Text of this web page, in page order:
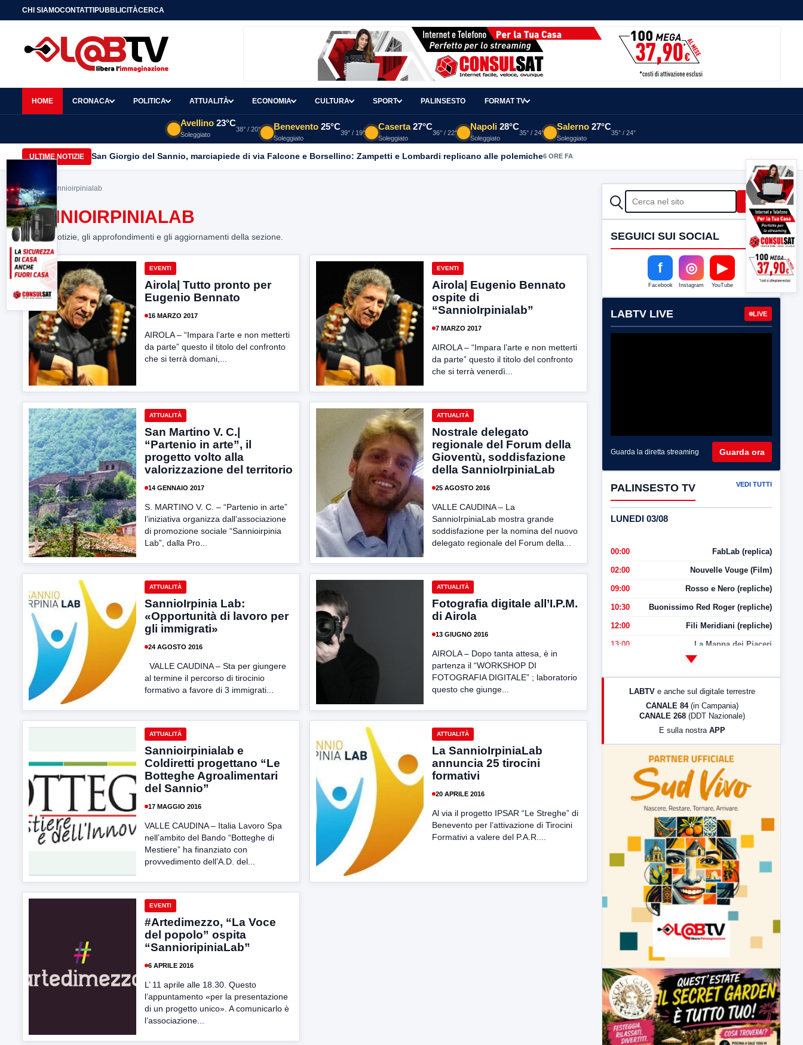
CHI SIAMOCONTATTIPUBBLICITÀCERCA
HOME CRONACA POLITICA ATTUALITÀ ECONOMIA CULTURA SPORT PALINSESTO FORMAT TV
Avellino 23°C
Soleggiato
38° / 20° Benevento 25°C
Soleggiato
39° / 19°
Caserta 27°C
Soleggiato
36° / 22°
Napoli 28°C
Soleggiato
35° / 24°
Salerno 27°C
Soleggiato
35° / 24°
ULTIME NOTIZIE San Giorgio del Sannio, marciapiede di via Falcone e Borsellino: Zampetti e Lombardi replicano alle polemiche6 ORE FA
Home> sannioirpinialab
SANNIOIRPINIALAB
Tutte le notizie, gli approfondimenti e gli aggiornamenti della sezione.
EVENTI
Airola| Tutto pronto per
Eugenio Bennato
16 MARZO 2017
AIROLA – “Impara l’arte e non metterti
da parte” questo il titolo del confronto
che si terrà domani,...
EVENTI
Airola| Eugenio Bennato
ospite di
“SannioIrpinialab”
7 MARZO 2017
AIROLA – “Impara l’arte e non metterti
da parte” questo il titolo del confronto
che si terrà venerdì...
ATTUALITÀ
San Martino V. C.|
“Partenio in arte”, il
progetto volto alla
valorizzazione del territorio
14 GENNAIO 2017
S. MARTINO V. C. – “Partenio in arte”
l’iniziativa organizza dall’associazione
di promozione sociale “Sannioirpinia
Lab”, dalla Pro...
ATTUALITÀ
Nostrale delegato
regionale del Forum della
Gioventù, soddisfazione
della SannioIrpiniaLab
25 AGOSTO 2016
VALLE CAUDINA – La
SannioIrpiniaLab mostra grande
soddisfazione per la nomina del nuovo
delegato regionale del Forum della...
ATTUALITÀ
SannioIrpinia Lab:
«Opportunità di lavoro per
gli immigrati»
24 AGOSTO 2016
VALLE CAUDINA – Sta per giungere
al termine il percorso di tirocinio
formativo a favore di 3 immigrati...
ATTUALITÀ
Fotografia digitale all’I.P.M.
di Airola
13 GIUGNO 2016
AIROLA – Dopo tanta attesa, è in
partenza il “WORKSHOP DI
FOTOGRAFIA DIGITALE” ; laboratorio
questo che giunge...
ATTUALITÀ
Sannioirpinialab e
Coldiretti progettano “Le
Botteghe Agroalimentari
del Sannio”
17 MAGGIO 2016
VALLE CAUDINA – Italia Lavoro Spa
nell’ambito del Bando “Botteghe di
Mestiere” ha finanziato con
provvedimento dell’A.D. del...
ATTUALITÀ
La SannioIrpiniaLab
annuncia 25 tirocini
formativi
20 APRILE 2016
Al via il progetto IPSAR “Le Streghe” di
Benevento per l’attivazione di Tirocini
Formativi a valere del P.A.R....
EVENTI
#Artedimezzo, “La Voce
del popolo” ospita
“SannioripiniaLab”
6 APRILE 2016
L’ 11 aprile alle 18.30. Questo
l’appuntamento «per la presentazione
di un progetto unico». A comunicarlo è
l’associazione...
CERCA Cerca
SEGUICI SUI SOCIAL
f
Facebook
◎
Instagram
▶
YouTube
LABTV LIVE LIVE
Guarda la diretta streaming Guarda ora
PALINSESTO TV VEDI TUTTI
LUNEDI 03/08
00:00 FabLab (replica)
02:00 Nouvelle Vouge (Film)
09:00 Rosso e Nero (repliche)
10:30 Buonissimo Red Roger (repliche)
12:00 Fili Meridiani (repliche)
13:00 La Mappa dei Piaceri
LabNews (Diretta)
LabNews (replica)
LABTV e anche sul digitale terrestre
CANALE 84 (in Campania)
CANALE 268 (DDT Nazionale)
E sulla nostra APP